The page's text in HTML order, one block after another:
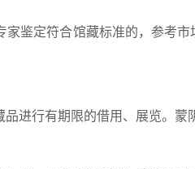
鉴定符合馆藏标准的，参考
进行有期限的借用、展览。蒙